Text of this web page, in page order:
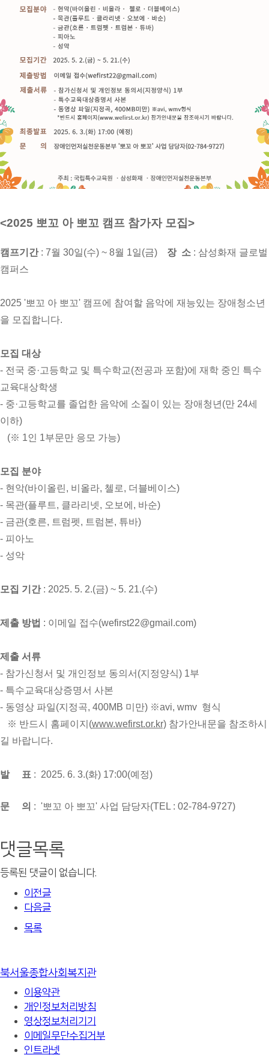
<2025 뽀꼬 아 뽀꼬 캠프 참가자 모집>
캠프기간 : 7월 30일(수) ~ 8월 1일(금) 장 소 : 삼성화재 글로벌
캠퍼스
2025 '뽀꼬 아 뽀꼬' 캠프에 참여할 음악에 재능있는 장애청소년
을 모집합니다.
모집 대상
- 전국 중·고등학교 및 특수학교(전공과 포함)에 재학 중인 특수
교육대상학생
- 중·고등학교를 졸업한 음악에 소질이 있는 장애청년(만 24세
이하)
(※ 1인 1부문만 응모 가능)
모집 분야
- 현악(바이올린, 비올라, 첼로, 더블베이스)
- 목관(플루트, 클라리넷, 오보에, 바순)
- 금관(호른, 트럼펫, 트럼본, 튜바)
- 피아노
- 성악
모집 기간: 2025. 5. 2.(금) ~ 5. 21.(수)
제출 방법 : 이메일 접수(wefirst22@gmail.com)
제출 서류
- 참가신청서 및 개인정보 동의서(지정양식) 1부
- 특수교육대상증명서 사본
- 동영상 파일(지정곡, 400MB 미만) ※avi, wmv 형식
※ 반드시 홈페이지(www.wefirst.or.kr) 참가안내문을 참조하시
길 바랍니다.
발 표 : 2025. 6. 3.(화) 17:00(예정)
문 의 : '뽀꼬 아 뽀꼬' 사업 담당자(TEL : 02-784-9727)
댓글목록
등록된 댓글이 없습니다.
이전글
다음글
목록
북서울종합사회복지관
이용약관
개인정보처리방침
영상정보처리기기
이메일무단수집거부
인트라넷